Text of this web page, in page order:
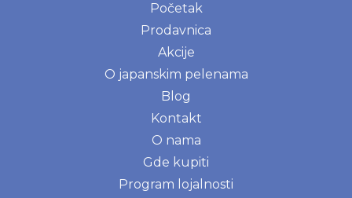
Početak
Prodavnica
Akcije
O japanskim pelenama
Blog
Kontakt
O nama
Gde kupiti
Program lojalnosti